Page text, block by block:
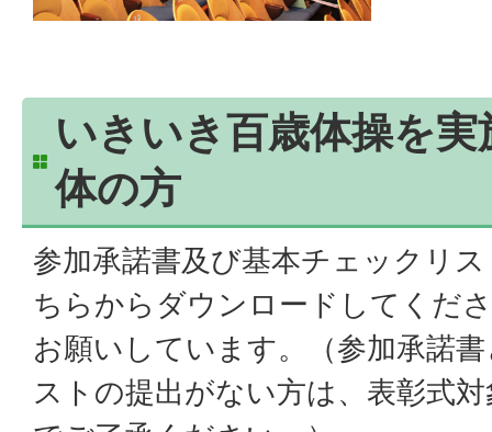
いきいき百歳体操を
体の方
参加承諾書及び基本チェックリ
ちらからダウンロードしてくだ
お願いしています。（参加承諾
ストの提出がない方は、表彰式